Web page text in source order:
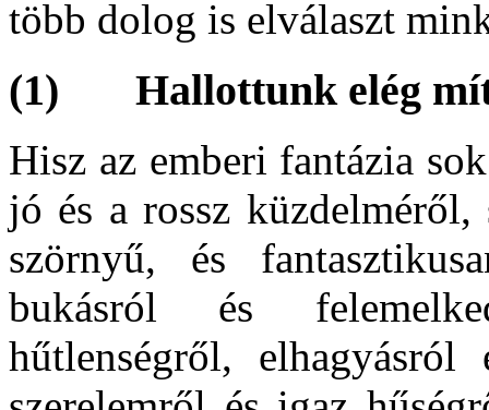
több dolog is elválaszt
(1) Hallottunk elég
Hisz az emberi fantázia
jó és a rossz
szörnyű, és
bukásról és
hűtlenségről,